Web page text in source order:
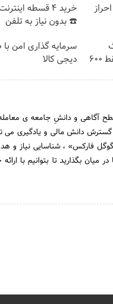
احراز
خرید 4 قسطه
☎️ بدون نیاز به تلفن
اینترنت خانگی 180 روزه فقط 600
سرمایه گذاری امن با
دیجی کالا
آگاهی و دانشِ جامعه ی معامله
ما باور داریم که گسترش دانش مالی و
فارکس» ، شناسایی نیاز و
بگذارید تا بتوانیم با